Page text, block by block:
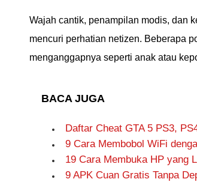
Wajah cantik, penampilan modis, dan
mencuri perhatian netizen. Beberapa
menganggapnya seperti anak atau
BACA JUGA
Daftar Cheat GTA 5 PS3,
9 Cara Membobol WiFi
19 Cara Membuka HP yang
9 APK Cuan Gratis Tanpa